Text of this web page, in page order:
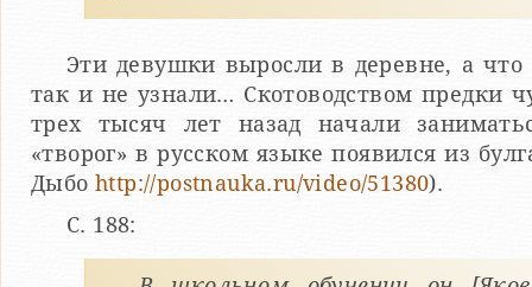
Эти девушки выросли в деревне, а что
так и не узнали… Скотоводством предки
трех тысяч лет назад начали
«творог» в русском языке появился из
Дыбо http://postnauka.ru/video/51380).
С. 188: